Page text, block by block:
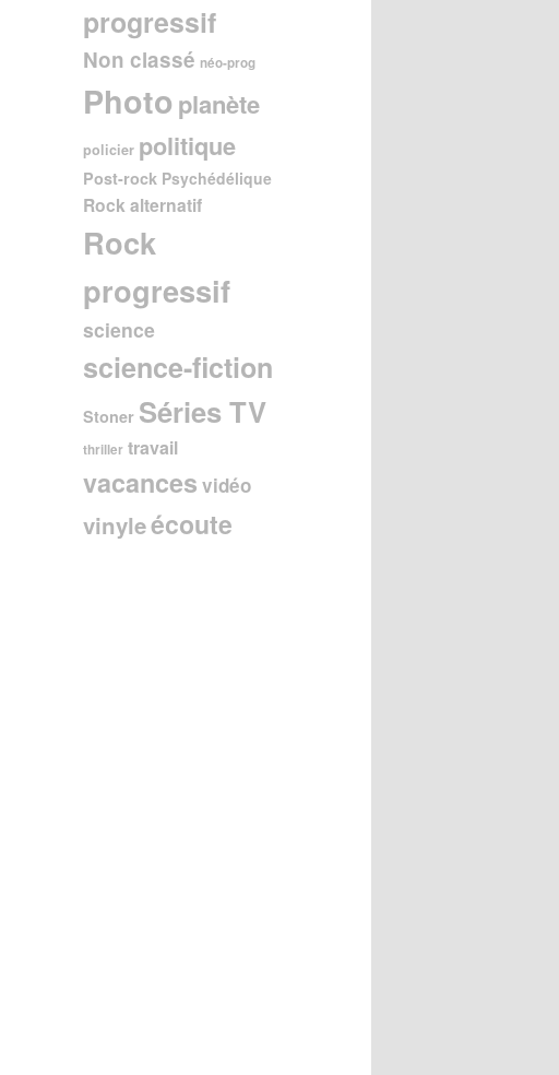
progressif
Non classé néo-prog
Photo planète
policier politique
Post-rock Psychédélique
Rock alternatif
Rock
progressif
science
science-fiction
Stoner Séries TV
thriller travail
vacances vidéo
vinyleécoute